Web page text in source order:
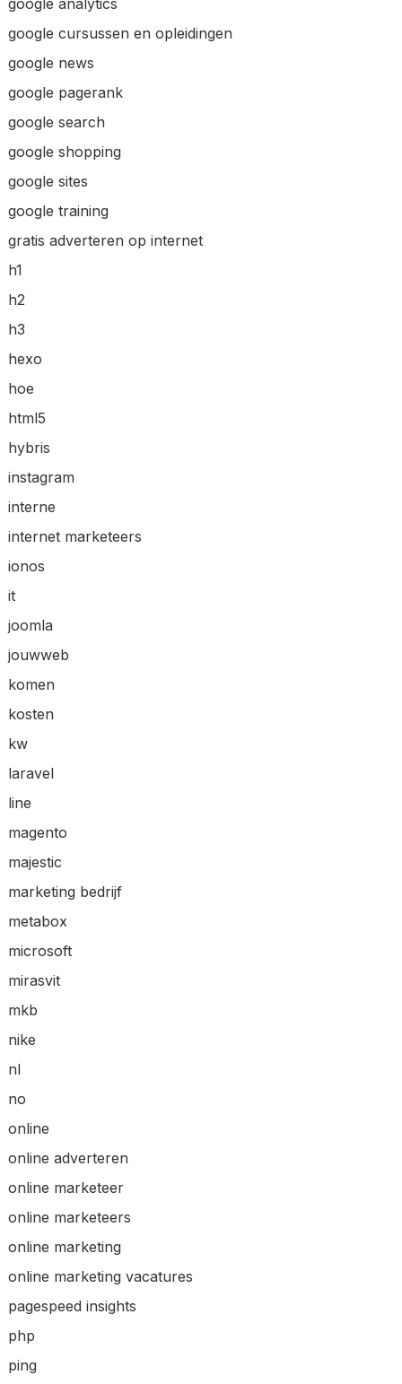
google cursussen en opleidingen
google news
google pagerank
google search
google shopping
google sites
google training
gratis adverteren op internet
h1
h2
h3
hexo
hoe
html5
hybris
instagram
interne
internet marketeers
ionos
it
joomla
jouwweb
komen
kosten
kw
laravel
line
magento
majestic
marketing bedrijf
metabox
microsoft
mirasvit
mkb
nike
nl
no
online
online adverteren
online marketeer
online marketeers
online marketing
online marketing vacatures
pagespeed insights
php
ping